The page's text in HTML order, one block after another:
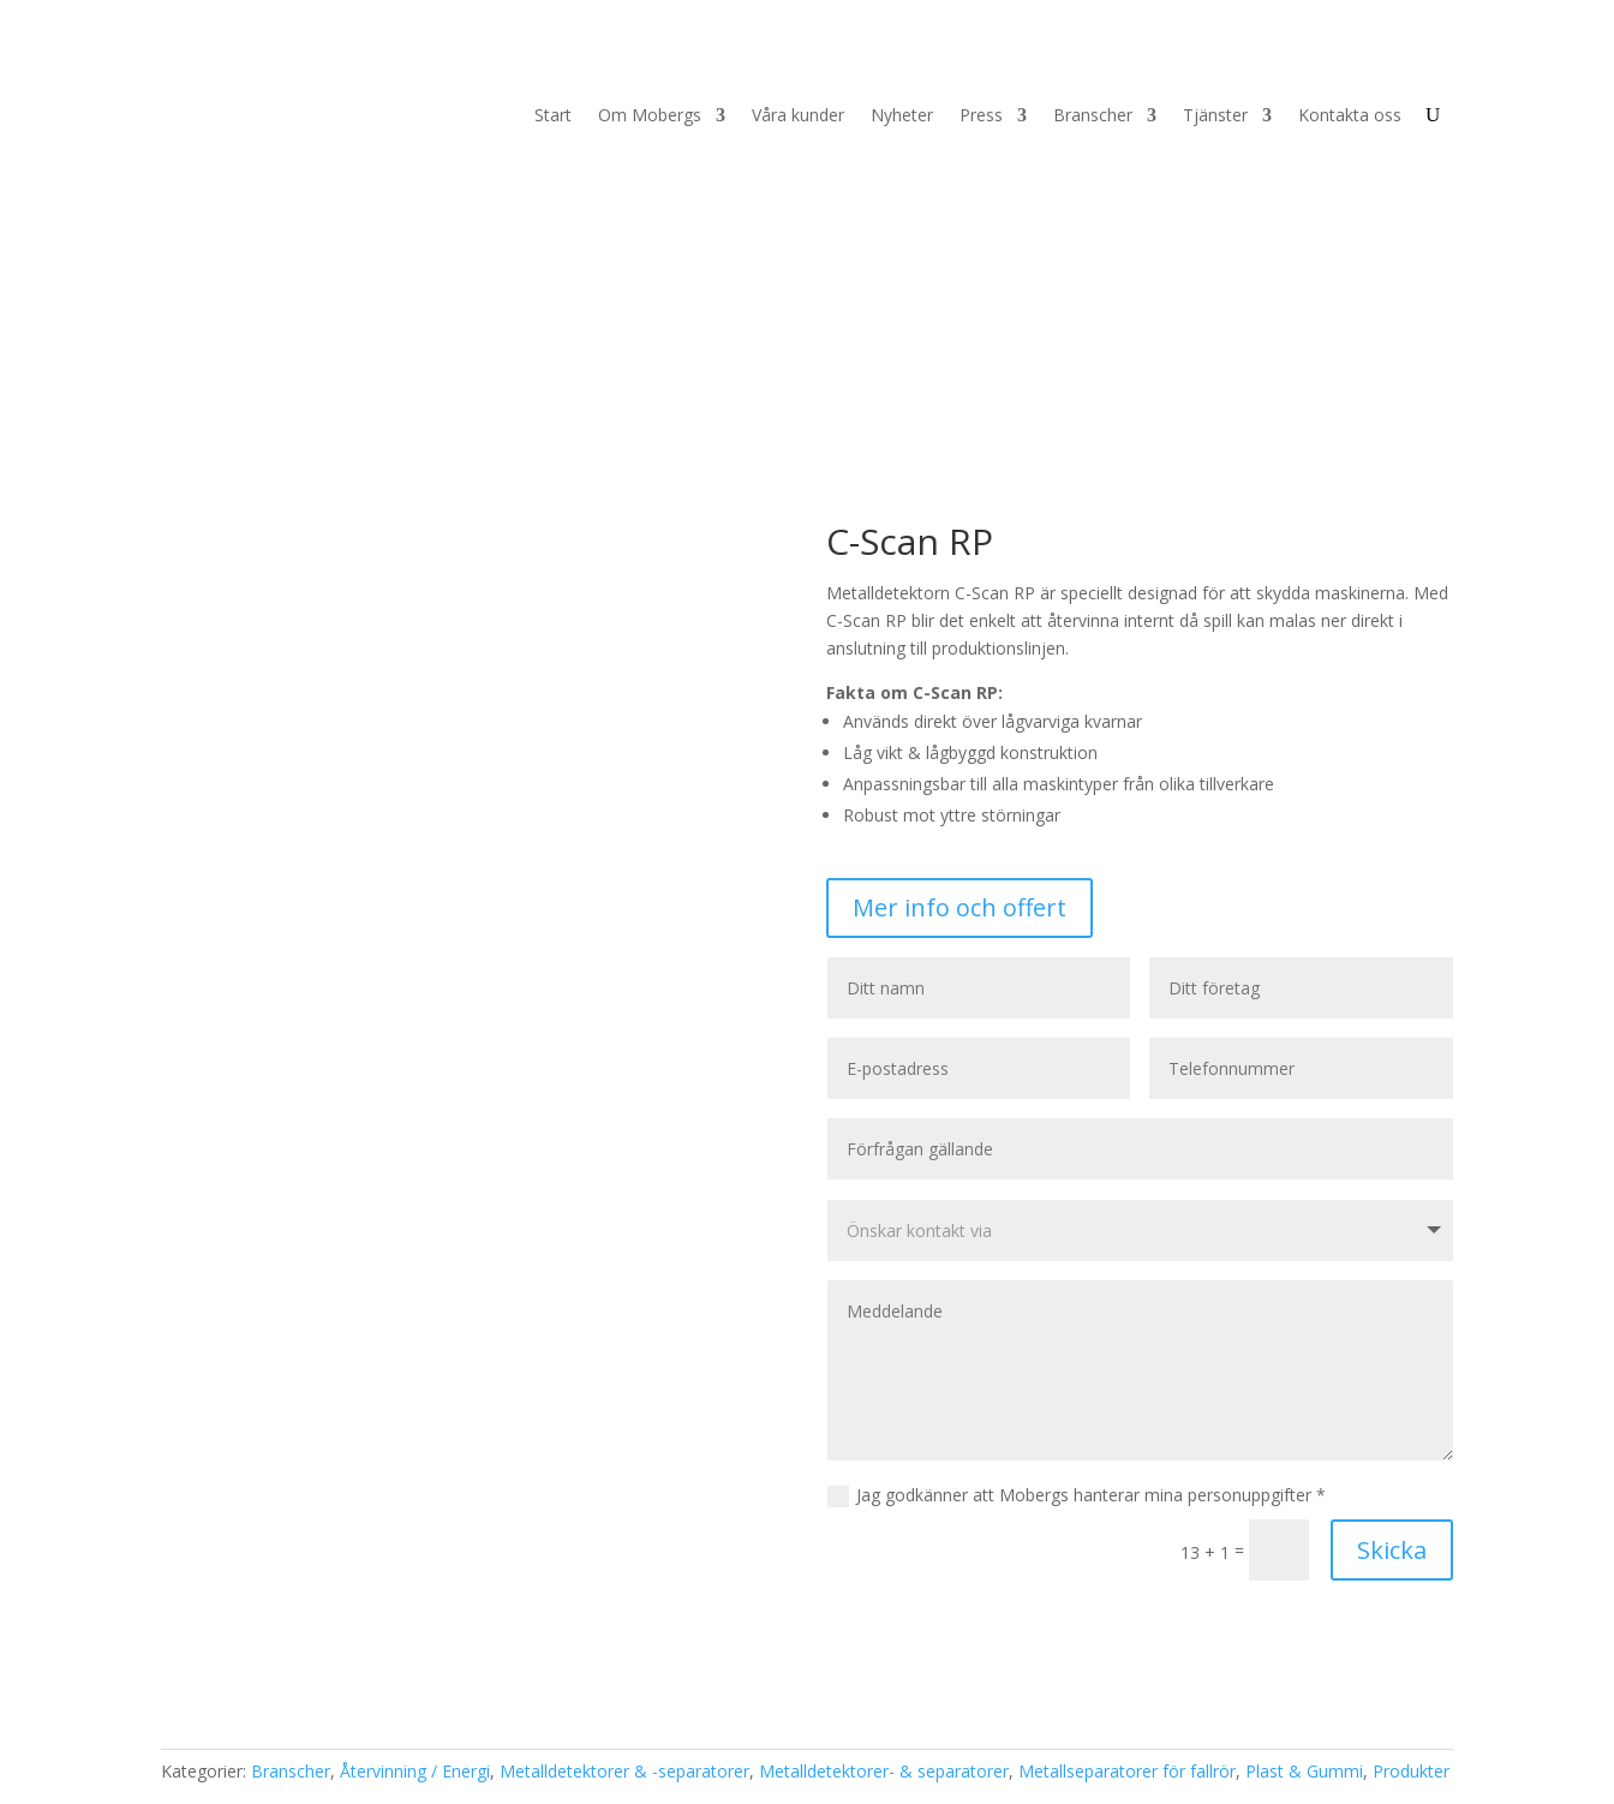
Start Om Mobergs Våra kunder Nyheter Press Branscher Tjänster Kontakta oss
C-Scan RP
Metalldetektorn C-Scan RP är speciellt designad för att skydda maskinerna. Med
C-Scan RP blir det enkelt att återvinna internt då spill kan malas ner direkt i
anslutning till produktionslinjen.
Fakta om C-Scan RP:
Används direkt över lågvarviga kvarnar
Låg vikt & lågbyggd konstruktion
Anpassningsbar till alla maskintyper från olika tillverkare
Robust mot yttre störningar
Mer info och offert
Jag godkänner att Mobergs hanterar mina personuppgifter *
13 + 1 = Skicka
Kategorier: Branscher,Återvinning / Energi, Metalldetektorer & -separatorer, Metalldetektorer- & separatorer, Metallseparatorer för fallrör, Plast & Gummi, Produkter